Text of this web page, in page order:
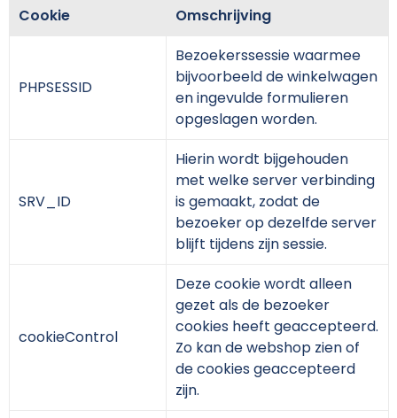
Kerst
Kinderen, Peuters en Baby's
Klokken, Horloges en Weerstations
Persoonlijke verzorging
Golftassen
Koeltassen en Koelboxen
Laptophoezen en tassen
Zweetbandjes
Schoenen en accessoires
Ondergoed en Sokken
Kledingaccessoires
Ondergoed en Sokken
Veiligheidssignalering en Verlichting
Jas bedrukken
Ondergoed en Sokken
Vesten en fleecevesten
Cookie Omschrijving
PHPSESSID
Bezoekerssessie waarmee
bijvoorbeeld de winkelwagen
en ingevulde formulieren
opgeslagen worden.
SRV_ID
Hierin wordt bijgehouden
met welke server verbinding
is gemaakt, zodat de
bezoeker op dezelfde server
blijft tijdens zijn sessie.
cookieControl
Deze cookie wordt alleen
gezet als de bezoeker
cookies heeft geaccepteerd.
Zo kan de webshop zien of
de cookies geaccepteerd
zijn.